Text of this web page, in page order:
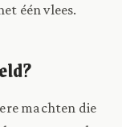
één vlees.
machten die